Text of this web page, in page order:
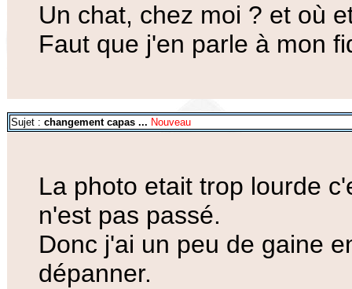
Un chat, chez moi ? et où
Faut que j'en parle à mon
Sujet : changement capas ... Nouveau
La photo etait trop lourde
n'est pas passé.
Donc j'ai un peu de gaine
dépanner.